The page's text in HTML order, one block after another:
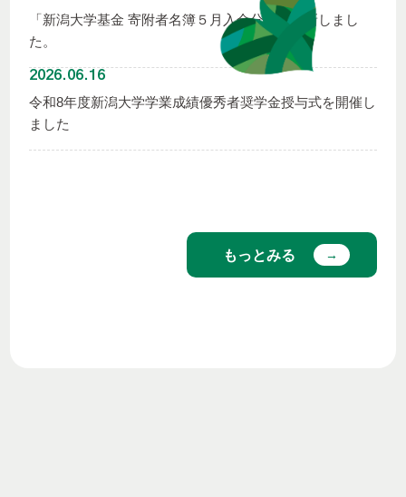
「新潟大学基金 寄附者名簿５月入金分」を更新しまし
た。
2026.06.16
令和8年度新潟大学学業成績優秀者奨学金授与式を開催し
ました
もっとみる